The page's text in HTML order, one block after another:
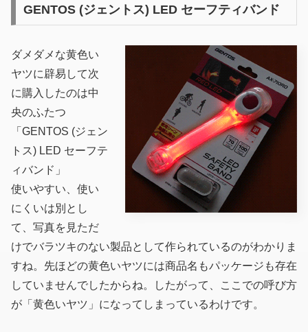
GENTOS (ジェントス) LED セーフティバンド
ダメダメな黄色い
ヤツに辟易して次
に購入したのは中
央のふたつ
「GENTOS (ジェン
トス) LED セーフテ
ィバンド」
使いやすい、使い
にくいは別とし
て、写真を見ただ
けでバラツキのない製品として作られているのがわかりま
すね。先ほどの黄色いヤツには商品名もパッケージも存在
していませんでしたからね。したがって、ここでの呼び方
が「黄色いヤツ」になってしまっているわけです。